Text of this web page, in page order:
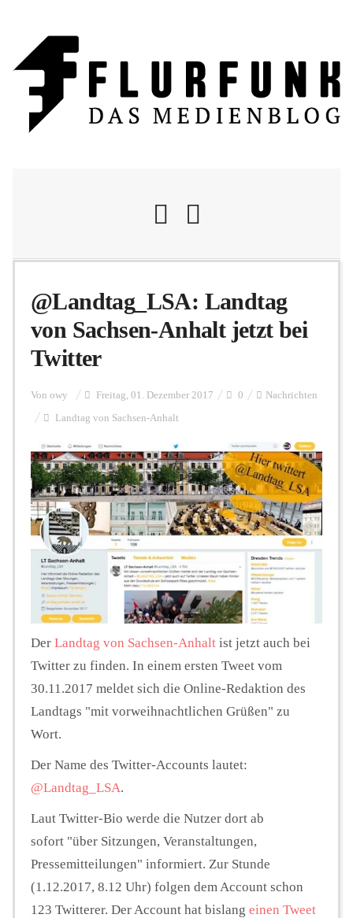
Flurschelte
Personalien
Hintergrund
FUNKTURM-Beiträge
Podcast
Seminare
Unterstützen
@Landtag_LSA: Landtag
von Sachsen-Anhalt jetzt bei
Twitter
Von owy Freitag, 01. Dezember 2017 0 Nachrichten
Landtag von Sachsen-Anhalt
Der Landtag von Sachsen-Anhalt ist jetzt auch bei
Twitter zu finden. In einem ersten Tweet vom
30.11.2017 meldet sich die Online-Redaktion des
Landtags "mit vorweihnachtlichen Grüßen" zu
Wort.
Der Name des Twitter-Accounts lautet:
@Landtag_LSA.
Laut Twitter-Bio werde die Nutzer dort ab
sofort "über Sitzungen, Veranstaltungen,
Pressemitteilungen" informiert. Zur Stunde
(1.12.2017, 8.12 Uhr) folgen dem Account schon
123 Twitterer. Der Account hat bislang einen Tweet